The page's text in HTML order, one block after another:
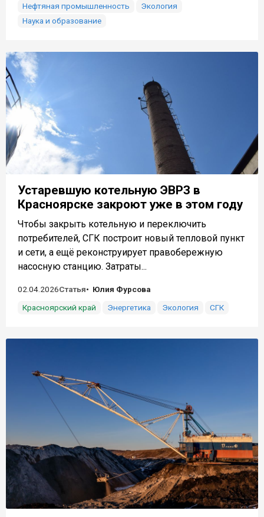
Нефтяная промышленность
Экология
Наука и образование
Устаревшую котельную ЭВРЗ в
Красноярске закроют уже в этом году
Чтобы закрыть котельную и переключить
потребителей, СГК построит новый тепловой пункт
и сети, а ещё реконструирует правобережную
насосную станцию. Затраты...
02.04.2026Статья
Юлия Фурсова
Красноярский край
Энергетика Экология СГК